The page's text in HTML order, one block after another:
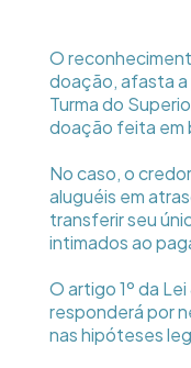
O
doação, afasta a
Turma do
doação feita em
No caso, o
aluguéis em
transferir seu
intimados ao
O artigo 1º da
responderá por
nas hipóteses